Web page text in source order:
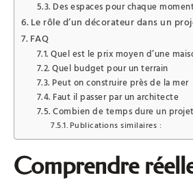
Des espaces pour chaque
Le rôle d’un décorateur dans un
FAQ
Quel est le prix moyen d’une
Quel budget pour un terrain
Peut on construire près de la mer
Faut il passer par un architecte
Combien de temps dure un
Publications similaires :
Comprendre